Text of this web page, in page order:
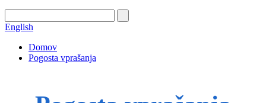
English
Domov
Pogosta vprašanja